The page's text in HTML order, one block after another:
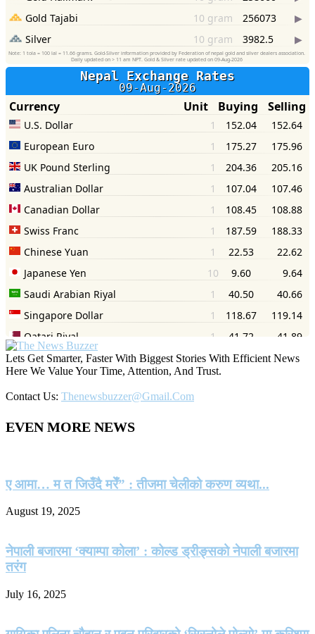
Lets Get Smarter, Faster With Biggest Stories With Efficient News
Here We Value Your Time, Attention, And Trust.
Contact Us: Thenewsbuzzer@gmail.com
EVEN MORE NEWS
ए आमा… म त जिउँदै मरेँ” : तीजमा चेलीको करुण व्यथा...
August 19, 2025
नेपाली बजारमा ‘क्याम्पा कोला’ : कोल्ड ड्रीङ्सको नेपाली बजारमा
तरंग
July 16, 2025